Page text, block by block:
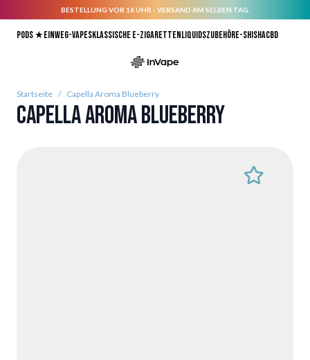
BESTELLUNG VOR 16 UHR - VERSAND AM SELBEN TAG.
Pods ★Einweg-VapesKlassische E-ZigarettenLiquidsZubehörE-ShishaCBD
Startseite / Capella Aroma Blueberry
Capella Aroma Blueberry